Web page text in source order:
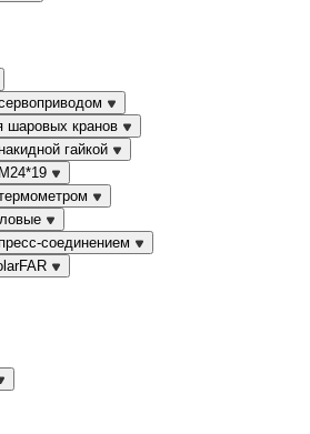
шаровых кранов
гайкой
соединением